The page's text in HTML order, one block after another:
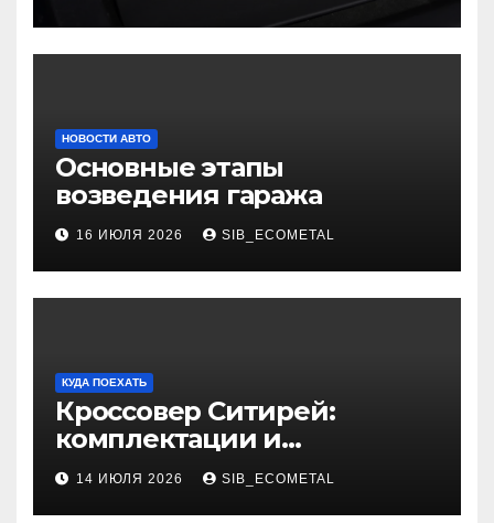
НОВОСТИ АВТО
Основные этапы
возведения гаража
16 ИЮЛЯ 2026 SIB_ECOMETAL
КУДА ПОЕХАТЬ
Кроссовер Ситирей:
комплектации и
характеристики
14 ИЮЛЯ 2026 SIB_ECOMETAL